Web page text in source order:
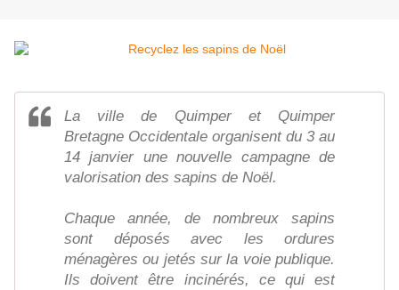
La ville de Quimper et Quimper
Bretagne Occidentale organisent du 3 au
14 janvier une nouvelle campagne de
valorisation des sapins de Noël.
Chaque année, de nombreux sapins
sont déposés avec les ordures
ménagères ou jetés sur la voie publique.
Ils doivent être incinérés, ce qui est